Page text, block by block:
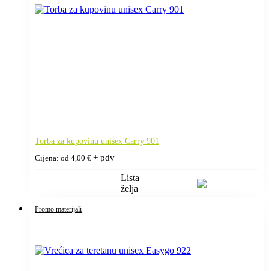
Torba za kupovinu unisex Carry 901
Cijena: od 4,00 € + pdv
Lista
želja
Promo materijali